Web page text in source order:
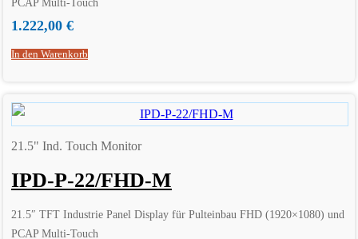
PCAP Multi-Touch
1.222,00 €
In den Warenkorb
21.5" Ind. Touch Monitor
IPD-P-22/FHD-M
21.5″ TFT Industrie Panel Display für Pulteinbau FHD (1920×1080) und
PCAP Multi-Touch